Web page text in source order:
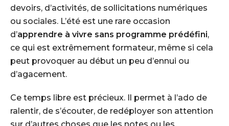
devoirs, d’activités, de sollicitations numériques
ou sociales. L’été est une rare occasion
d’apprendre à vivre sans programme prédéfini,
ce qui est extrêmement formateur, même si cela
peut provoquer au début un peu d’ennui ou
d’agacement.
Ce temps libre est précieux. Il permet à l’ado de
ralentir, de s’écouter, de redéployer son attention